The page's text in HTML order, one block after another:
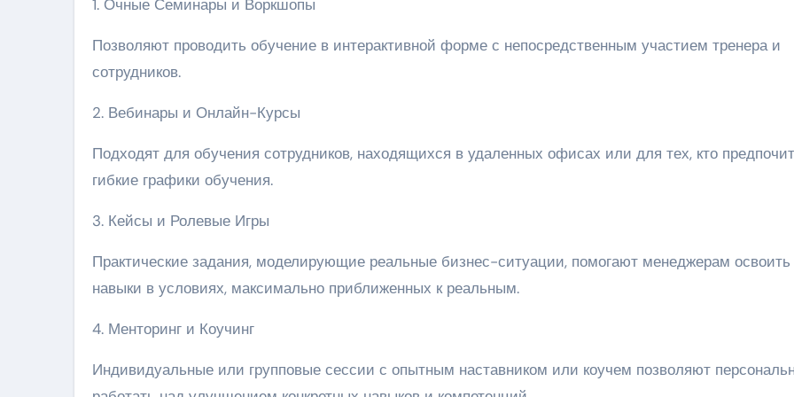
1. Очные Семинары и Воркшопы
Позволяют проводить обучение в интерактивной форме с непосредственным участием тренера и
сотрудников.
2. Вебинары и Онлайн-Курсы
Подходят для обучения сотрудников, находящихся в удаленных офисах или для тех, кто
гибкие графики обучения.
3. Кейсы и Ролевые Игры
Практические задания, моделирующие реальные бизнес-ситуации, помогают менеджерам освоить
навыки в условиях, максимально приближенных к реальным.
4. Менторинг и Коучинг
Индивидуальные или групповые сессии с опытным наставником или коучем позволяют